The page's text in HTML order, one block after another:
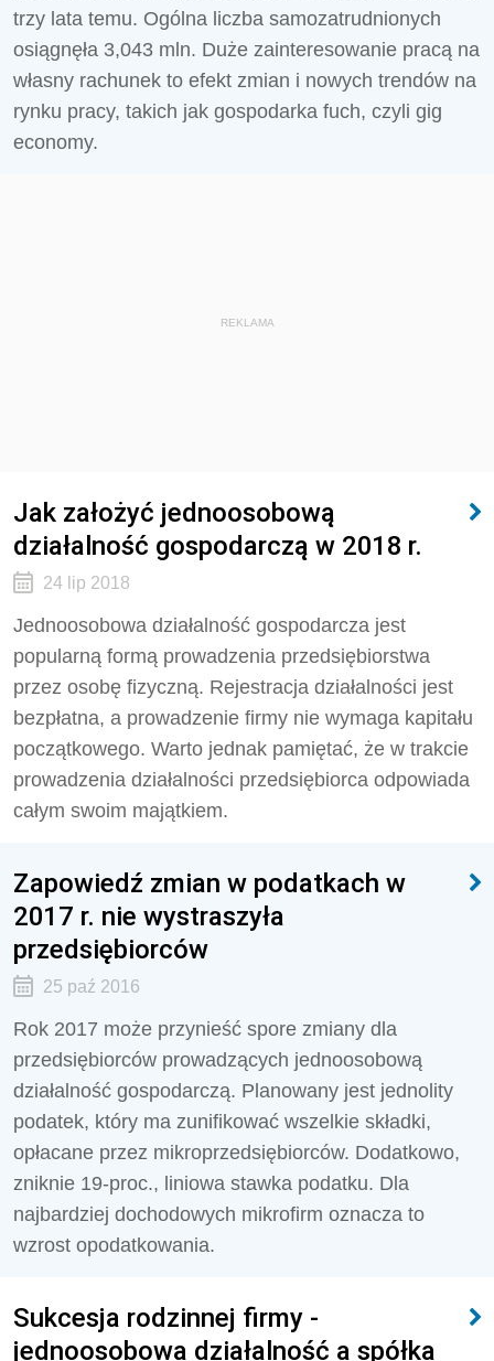
trzy lata temu. Ogólna liczba samozatrudnionych
osiągnęła 3,043 mln. Duże zainteresowanie pracą na
własny rachunek to efekt zmian i nowych trendów na
rynku pracy, takich jak gospodarka fuch, czyli gig
economy.
REKLAMA
Jak założyć jednoosobową
działalność gospodarczą w 2018 r.
24 lip 2018
Jednoosobowa działalność gospodarcza jest
popularną formą prowadzenia przedsiębiorstwa
przez osobę fizyczną. Rejestracja działalności jest
bezpłatna, a prowadzenie firmy nie wymaga kapitału
początkowego. Warto jednak pamiętać, że w trakcie
prowadzenia działalności przedsiębiorca odpowiada
całym swoim majątkiem.
Zapowiedź zmian w podatkach w
2017 r. nie wystraszyła
przedsiębiorców
25 paź 2016
Rok 2017 może przynieść spore zmiany dla
przedsiębiorców prowadzących jednoosobową
działalność gospodarczą. Planowany jest jednolity
podatek, który ma zunifikować wszelkie składki,
opłacane przez mikroprzedsiębiorców. Dodatkowo,
zniknie 19-proc., liniowa stawka podatku. Dla
najbardziej dochodowych mikrofirm oznacza to
wzrost opodatkowania.
Sukcesja rodzinnej firmy -
jednoosobowa działalność a spółka